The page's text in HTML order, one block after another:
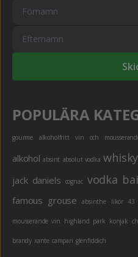
POPULÄRA
gourme alkoholfritt vin och
alkohol absint absolut vodka whisky
jack daniels cognac vodka
famous grouse absinthe likör 43
mousserande vin highland park konjak
brandy xante campari glenfiddich